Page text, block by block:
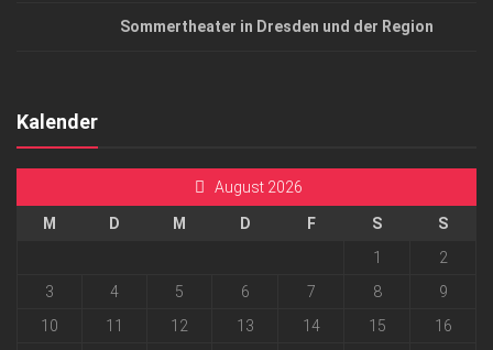
Sommertheater in Dresden und der Region
Kalender
August 2026
M D M D F S
S
1
2
3
4 5 6 7 8
9
10
11 12 13 14 15
16